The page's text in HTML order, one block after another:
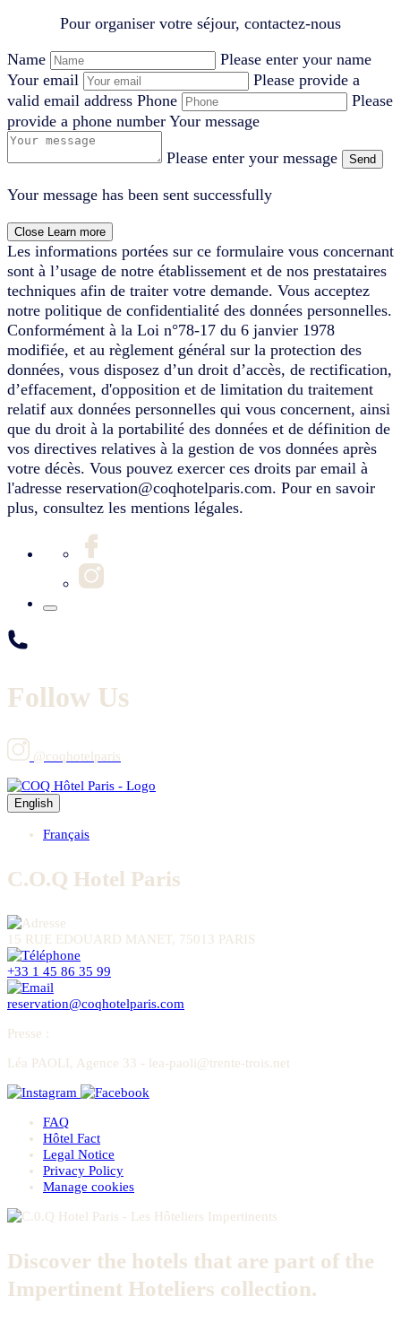
Pour organiser votre séjour, contactez-nous
Name
Please enter your name
Your email
Please provide a
valid email address Phone
Please
provide a phone number Your message
Please enter your message Send
Your message has been sent successfully
Close Learn more
Les informations portées sur ce formulaire vous concernant
sont à l’usage de notre établissement et de nos prestataires
techniques afin de traiter votre demande. Vous acceptez
notre politique de confidentialité des données personnelles.
Conformément à la Loi n°78-17 du 6 janvier 1978
modifiée, et au règlement général sur la protection des
données, vous disposez d’un droit d’accès, de rectification,
d’effacement, d'opposition et de limitation du traitement
relatif aux données personnelles qui vous concernent, ainsi
que du droit à la portabilité des données et de définition de
vos directives relatives à la gestion de vos données après
votre décès. Vous pouvez exercer ces droits par email à
l'adresse reservation@coqhotelparis.com. Pour en savoir
plus, consultez les mentions légales.
Follow Us
@coqhotelparis
English
Français
C.O.Q Hotel Paris
15 RUE EDOUARD MANET, 75013 PARIS
+33 1 45 86 35 99
reservation@coqhotelparis.com
Presse :
Léa PAOLI, Agence 33 - lea-paoli@trente-trois.net
FAQ
Hôtel Fact
Legal Notice
Privacy Policy
Manage cookies
Discover the hotels that are part of the
Impertinent Hoteliers collection.